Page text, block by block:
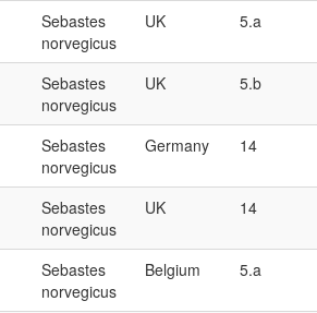
Sebastes
norvegicus
UK 5.a
Sebastes
norvegicus
UK 5.b
Sebastes
norvegicus
Germany 14
Sebastes
norvegicus
UK 14
Sebastes
norvegicus
Belgium 5.a